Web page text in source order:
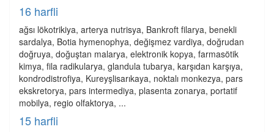
16 harfli
ağsı lökotrikiya, arterya nutrisya, Bankroft filarya, benekli
sardalya, Botia hymenophya, değişmez vardiya, doğrudan
doğruya, doğuştan malarya, elektronik kopya, farmasötik
kimya, fila radikularya, glandula tubarya, karşıdan karşıya,
kondrodistrofiya, Kureyşlisarıkaya, noktalı monkezya, pars
ekskretorya, pars intermediya, plasenta zonarya, portatif
mobilya, regio olfaktorya, ...
15 harfli